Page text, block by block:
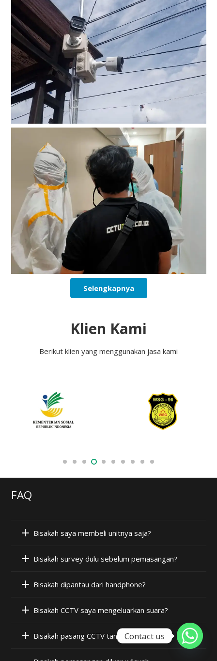
Selengkapnya
Klien Kami
Berikut klien yang menggunakan jasa kami
FAQ
Bisakah saya membeli unitnya saja?
Bisakah survey dulu sebelum pemasangan?
Bisakah dipantau dari handphone?
Bisakah CCTV saya mengeluarkan suara?
Bisakah pasang CCTV tanpa internet?
Contact us